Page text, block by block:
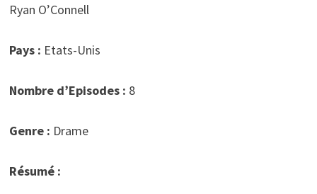
Ryan O’Connell
Pays : Etats-Unis
Nombre d’Episodes : 8
Genre : Drame
Résumé :